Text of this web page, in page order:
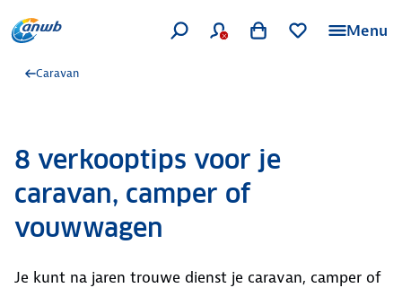
Menu
Caravan
8 verkooptips voor je
caravan, camper of
vouwwagen
Je kunt na jaren trouwe dienst je caravan, camper of